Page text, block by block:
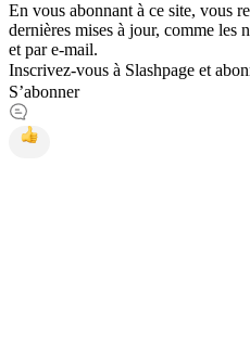
En vous abonnant à ce site, vous
dernières mises à jour, comme les
et par e-mail.
Inscrivez-vous à Slashpage et
S’abonner